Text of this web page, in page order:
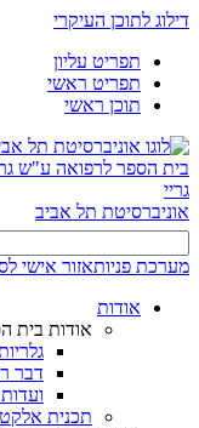
דילוג לתוכן העיקרי
תפריט עליון
תפריט ראשי
תוכן ראשי
בית הספר לרפואה ע"ש
גריי
אוניברסיטת תל אביב
מערכת פניותאזור אישי
אודות
אודות בית
דבר
תכנית